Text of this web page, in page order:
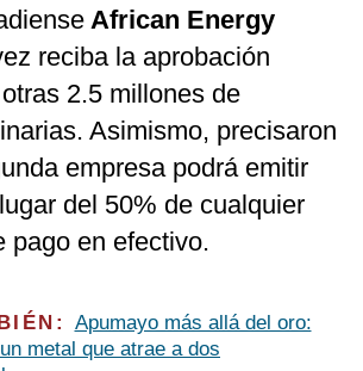
African Energy
reciba la aprobación
2.5 millones de
Asimismo, precisaron
empresa podrá emitir
del 50% de cualquier
pago en efectivo.
Apumayo más allá del oro:
metal que atrae a dos